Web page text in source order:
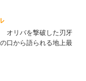
リバを撃破した刃牙
口から語られる地上最